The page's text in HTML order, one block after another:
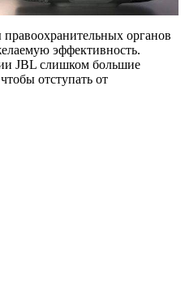
органов
эффективность.
JBL слишком большие
отступать от